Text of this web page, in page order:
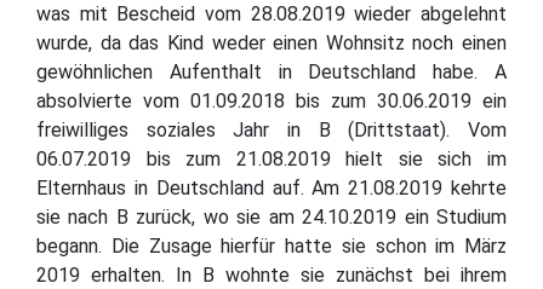
was mit Bescheid vom 28.08.2019 wieder abgelehnt
wurde, da das Kind weder einen Wohnsitz noch einen
gewöhnlichen Aufenthalt in Deutschland habe. A
absolvierte vom 01.09.2018 bis zum 30.06.2019 ein
freiwilliges soziales Jahr in B (Drittstaat). Vom
06.07.2019 bis zum 21.08.2019 hielt sie sich im
Elternhaus in Deutschland auf. Am 21.08.2019 kehrte
sie nach B zurück, wo sie am 24.10.2019 ein Studium
begann. Die Zusage hierfür hatte sie schon im März
2019 erhalten. In B wohnte sie zunächst bei ihrem